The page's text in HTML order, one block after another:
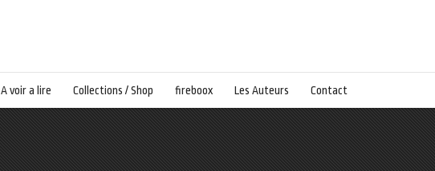
A voir a lire Collections / Shop fireboox Les Auteurs Contact